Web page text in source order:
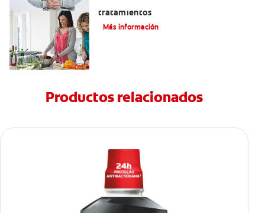
tratamientos
Más información
Productos relacionados